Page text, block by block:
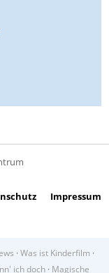
Impressum
· Was ist Kinderfilm ·
ich doch· Magische